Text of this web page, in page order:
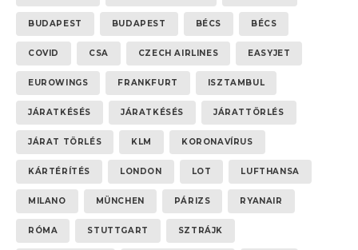
BUDAPEST BUDAPEST BÉCS BÉCS
COVID CSA CZECH AIRLINES EASYJET
EUROWINGS FRANKFURT ISZTAMBUL
JÁRATKÉSÉS JÁRATKÉSÉS JÁRATTÖRLÉS
JÁRAT TÖRLÉS KLM KORONAVÍRUS
KÁRTÉRÍTÉS LONDON LOT LUFTHANSA
MILANO MÜNCHEN PÁRIZS RYANAIR
RÓMA STUTTGART SZTRÁJK